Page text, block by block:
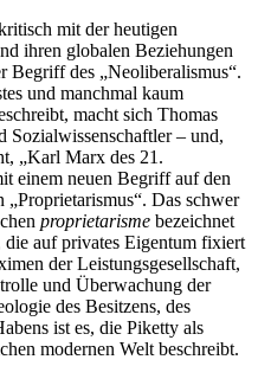
mit der heutigen
ihren globalen Beziehungen
Begriff des „Neoliberalismus“.
und manchmal kaum
macht sich Thomas
Sozialwissenschaftler – und,
„Karl Marx des 21.
einem neuen Begriff auf den
Das schwer
proprietarisme bezeichnet
die auf privates Eigentum fixiert
der Leistungsgesellschaft,
und Überwachung der
des Besitzens, des
ist es, die Piketty als
modernen Welt beschreibt.